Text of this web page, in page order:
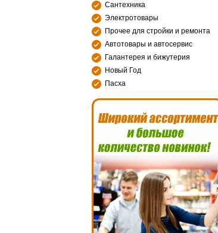
Сантехника
Электротовары
Прочее для стройки и ремонта
Автотовары и автосервис
Галантерея и бижутерия
Новый Год
Пасха